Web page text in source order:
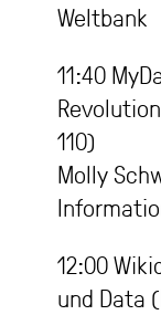
Weltbank
11:40
110)
Molly
12:00
und Data